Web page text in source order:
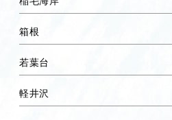
箱根
若葉台
軽井沢